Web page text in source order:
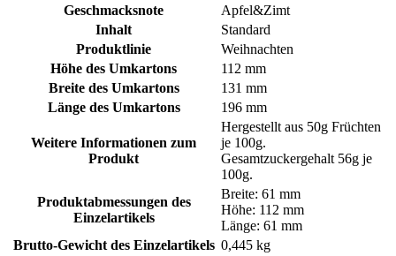
Geschmacksnote
Apfel&Zimt
Inhalt
Standard
Produktlinie
Weihnachten
Höhe des Umkartons
112 mm
Breite des Umkartons
131 mm
Länge des Umkartons
196 mm
Weitere Informationen zum
Produkt
Hergestellt aus 50g Früchten
je 100g.
Gesamtzuckergehalt 56g je
100g.
Produktabmessungen des
Einzelartikels
Breite: 61 mm
Höhe: 112 mm
Länge: 61 mm
Brutto-Gewicht des Einzelartikels 0,445 kg